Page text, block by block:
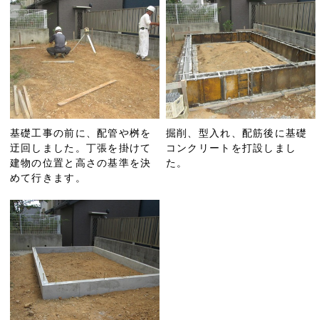
基礎工事の前に、配管や桝を
迂回しました。丁張を掛けて
建物の位置と高さの基準を決
めて行きます。
掘削、型入れ、配筋後に基礎
コンクリートを打設しまし
た。